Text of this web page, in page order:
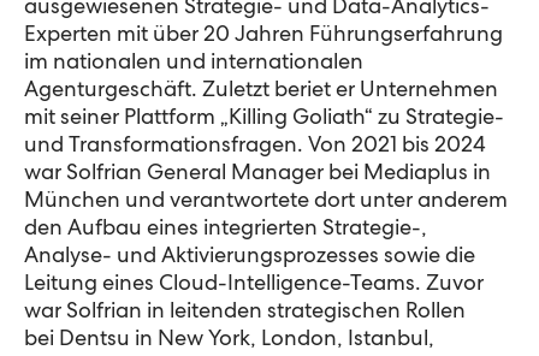
ausgewiesenen Strategie- und Data-Analytics-
Experten mit über 20 Jahren Führungserfahrung
im nationalen und internationalen
Agenturgeschäft. Zuletzt beriet er Unternehmen
mit seiner Plattform „Killing Goliath“ zu Strategie-
und Transformationsfragen. Von 2021 bis 2024
war Solfrian General Manager bei Mediaplus in
München und verantwortete dort unter anderem
den Aufbau eines integrierten Strategie-,
Analyse- und Aktivierungsprozesses sowie die
Leitung eines Cloud-Intelligence-Teams. Zuvor
war Solfrian in leitenden strategischen Rollen
bei Dentsu in New York, London, Istanbul,